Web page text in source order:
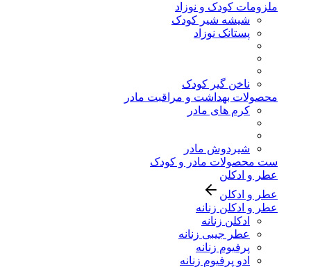
ملزومات کودک و نوزاد
شیشه شیر کودک
پستانک نوزاد
ناخن گیر کودک
محصولات بهداشت و مراقبت مادر
کرم های مادر
شیردوش مادر
ست محصولات مادر و کودک
عطر و ادکلن
عطر و ادکلن
عطر و ادکلن زنانه
ادکلن زنانه
عطر جیبی زنانه
پرفیوم زنانه
ادو پرفیوم زنانه